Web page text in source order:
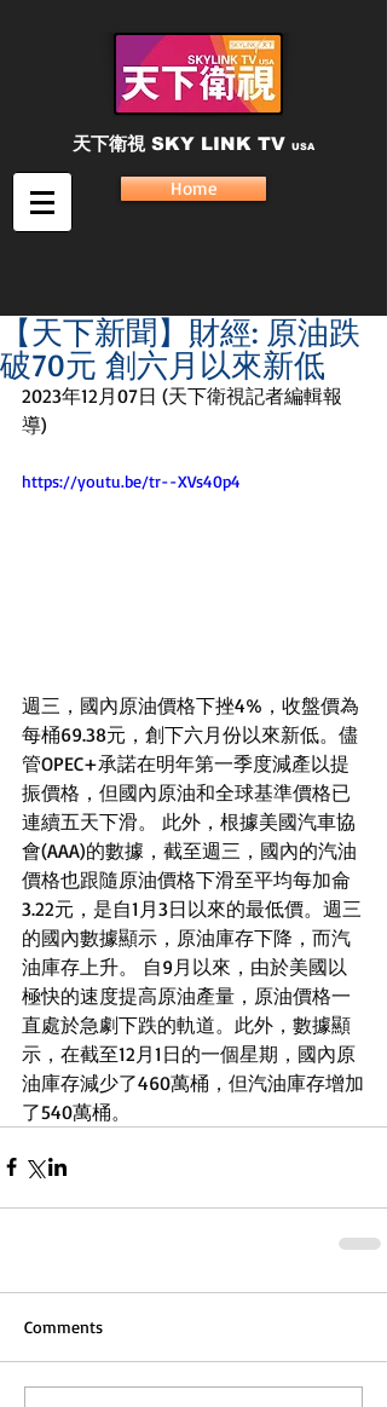
天下衛視 SKY LINK TV USA
Home
【天下新聞】財經: 原油跌
破70元 創六月以來新低
2023年12月07日 (天下衛視記者編輯報
導)
https://youtu.be/tr--XVs40p4
週三，國內原油價格下挫4%，收盤價為
每桶69.38元，創下六月份以來新低。儘
管OPEC+承諾在明年第一季度減產以提
振價格，但國內原油和全球基準價格已
連續五天下滑。 此外，根據美國汽車協
會(AAA)的數據，截至週三，國內的汽油
價格也跟隨原油價格下滑至平均每加侖
3.22元，是自1月3日以來的最低價。週三
的國內數據顯示，原油庫存下降，而汽
油庫存上升。 自9月以來，由於美國以
極快的速度提高原油產量，原油價格一
直處於急劇下跌的軌道。此外，數據顯
示，在截至12月1日的一個星期，國內原
油庫存減少了460萬桶，但汽油庫存增加
了540萬桶。
Comments